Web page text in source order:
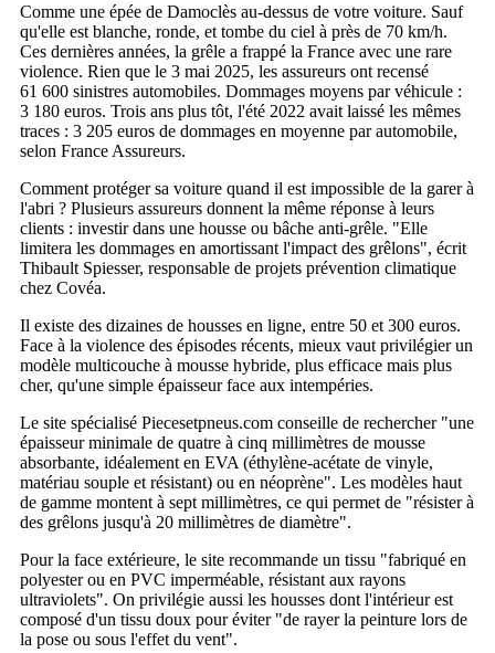
Comme une épée de Damoclès au-dessus de votre voiture. Sauf
qu'elle est blanche, ronde, et tombe du ciel à près de 70 km/h.
Ces dernières années, la grêle a frappé la France avec une rare
violence. Rien que le 3 mai 2025, les assureurs ont recensé
61 600 sinistres automobiles. Dommages moyens par véhicule :
3 180 euros. Trois ans plus tôt, l'été 2022 avait laissé les mêmes
traces : 3 205 euros de dommages en moyenne par automobile,
selon France Assureurs.
Comment protéger sa voiture quand il est impossible de la garer à
l'abri ? Plusieurs assureurs donnent la même réponse à leurs
clients : investir dans une housse ou bâche anti-grêle. "Elle
limitera les dommages en amortissant l'impact des grêlons", écrit
Thibault Spiesser, responsable de projets prévention climatique
chez Covéa.
Il existe des dizaines de housses en ligne, entre 50 et 300 euros.
Face à la violence des épisodes récents, mieux vaut privilégier un
modèle multicouche à mousse hybride, plus efficace mais plus
cher, qu'une simple épaisseur face aux intempéries.
Le site spécialisé Piecesetpneus.com conseille de rechercher "une
épaisseur minimale de quatre à cinq millimètres de mousse
absorbante, idéalement en EVA (éthylène-acétate de vinyle,
matériau souple et résistant) ou en néoprène". Les modèles haut
de gamme montent à sept millimètres, ce qui permet de "résister à
des grêlons jusqu'à 20 millimètres de diamètre".
Pour la face extérieure, le site recommande un tissu "fabriqué en
polyester ou en PVC imperméable, résistant aux rayons
ultraviolets". On privilégie aussi les housses dont l'intérieur est
composé d'un tissu doux pour éviter "de rayer la peinture lors de
la pose ou sous l'effet du vent".